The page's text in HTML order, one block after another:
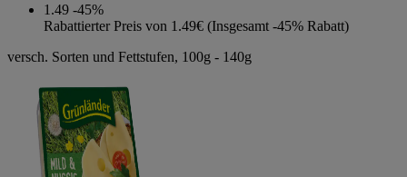
1.49 -45%
Rabattierter Preis von 1.49€ (Insgesamt -45% Rabatt)
versch. Sorten und Fettstufen, 100g - 140g